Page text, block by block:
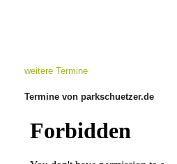
weitere Termine
Termine von parkschuetzer.de